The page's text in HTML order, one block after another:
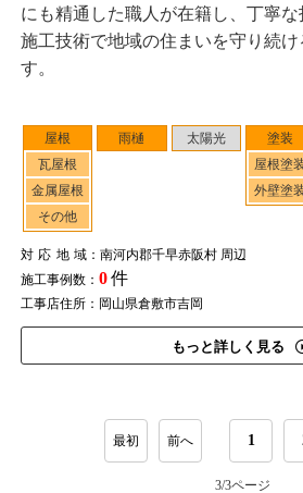
屋根
瓦屋根
金属屋根
その他
雨樋 太陽光
塗装
屋根塗
外壁塗
対応地域：南河内郡千早赤阪村 周辺
施工事例数： 0件
工事店住所：岡山県倉敷市吉岡
もっと詳しく見る
にも精通した職人が在籍し、丁寧
施工技術で地域の住まいを守り続
す。
最初 前へ 1
3/3ページ